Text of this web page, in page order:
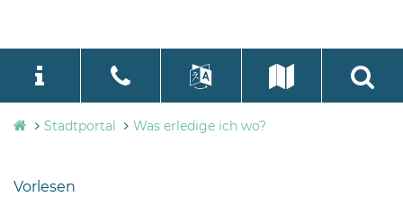
Stadtverwaltung
Bramstedt
language
Select Language
Stadtportal Was erledige ich wo?
Vorlesen